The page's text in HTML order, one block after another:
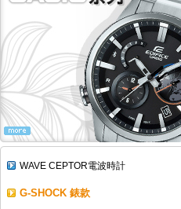
WAVE CEPTOR電波時計
G-SHOCK 錶款